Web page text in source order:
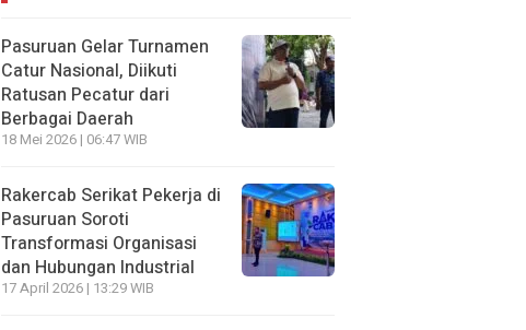
Pasuruan Gelar Turnamen
Catur Nasional, Diikuti
Ratusan Pecatur dari
Berbagai Daerah
18 Mei 2026 | 06:47 WIB
Rakercab Serikat Pekerja di
Pasuruan Soroti
Transformasi Organisasi
dan Hubungan Industrial
17 April 2026 | 13:29 WIB